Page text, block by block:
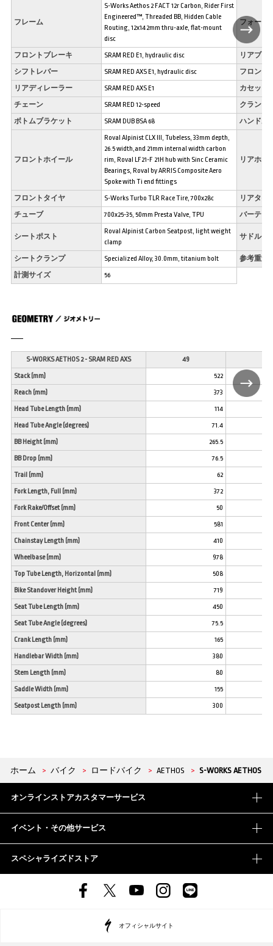
フレーム
S-Works Aethos 2 FACT 12r Carbon, Rider First
Engineered™, Threaded BB, Hidden Cable
Routing, 12x142mm thru-axle, flat-mount
disc
フォーク
フロントブレーキ SRAM RED E1, hydraulic disc リアブレ
シフトレバー SRAM RED AXS E1, hydraulic disc フロント
リアディレーラー SRAM RED AXS E1 カセット
チェーン SRAM RED 12-speed クランク
ボトムブラケット SRAM DUB BSA 68 ハンドル
フロントホイール
Roval Alpinist CLX III, Tubeless, 33mm depth,
26.5 width,and 21mm internal width carbon
rim, Roval LF21-F 21H hub with Sinc Ceramic
Bearings, Roval by ARRIS Composite Aero
Spoke with Ti end fittings
リアホイ
フロントタイヤ S-Works Turbo TLR Race Tire, 700x28c リアタイ
チューブ 700x25-35, 50mm Presta Valve, TPU バーテー
シートポスト
Roval Alpinist Carbon Seatpost, light weight
clamp
サドル
シートクランプ Specialized Alloy, 30.0mm, titanium bolt 参考重量
計測サイズ 56
S-WORKS AETHOS 2 - SRAM RED AXS 49
Stack (mm) 522
Reach (mm) 373
Head Tube Length (mm) 114
Head Tube Angle (degrees) 71.4
BB Height (mm) 265.5
BB Drop (mm) 76.5
Trail (mm) 62
Fork Length, Full (mm) 372
Fork Rake/Offset (mm) 50
Front Center (mm) 581
Chainstay Length (mm) 410
Wheelbase (mm) 978
Top Tube Length, Horizontal (mm) 508
Bike Standover Height (mm) 719
Seat Tube Length (mm) 450
Seat Tube Angle (degrees) 75.5
Crank Length (mm) 165
Handlebar Width (mm) 380
Stem Length (mm) 80
Saddle Width (mm) 155
Seatpost Length (mm) 300
ホーム > バイク > ロードバイク > AETHOS > S-WORKS AETHOS
オンラインストアカスタマーサービス
イベント・その他サービス
スペシャライズドストア
オフィシャルサイト